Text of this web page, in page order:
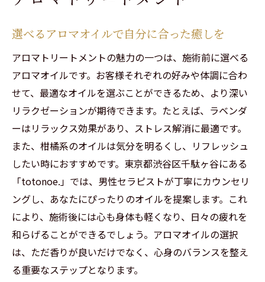
選べるアロマオイルで自分に合った癒しを
アロマトリートメントの魅力の一つは、施術前に選べる
アロマオイルです。お客様それぞれの好みや体調に合わ
せて、最適なオイルを選ぶことができるため、より深い
リラクゼーションが期待できます。たとえば、ラベンダ
ーはリラックス効果があり、ストレス解消に最適です。
また、柑橘系のオイルは気分を明るくし、リフレッシュ
したい時におすすめです。東京都渋谷区千駄ヶ谷にある
「totonoe.」では、男性セラピストが丁寧にカウンセリ
ングし、あなたにぴったりのオイルを提案します。これ
により、施術後には心も身体も軽くなり、日々の疲れを
和らげることができるでしょう。アロマオイルの選択
は、ただ香りが良いだけでなく、心身のバランスを整え
る重要なステップとなります。